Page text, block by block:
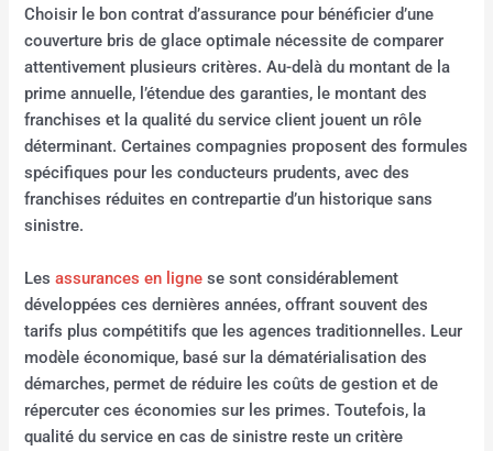
Choisir le bon contrat d’assurance pour bénéficier d’une
couverture bris de glace optimale nécessite de comparer
attentivement plusieurs critères. Au-delà du montant de la
prime annuelle, l’étendue des garanties, le montant des
franchises et la qualité du service client jouent un rôle
déterminant. Certaines compagnies proposent des formules
spécifiques pour les conducteurs prudents, avec des
franchises réduites en contrepartie d’un historique sans
sinistre.
Lesassurances en ligne se sont considérablement
développées ces dernières années, offrant souvent des
tarifs plus compétitifs que les agences traditionnelles. Leur
modèle économique, basé sur la dématérialisation des
démarches, permet de réduire les coûts de gestion et de
répercuter ces économies sur les primes. Toutefois, la
qualité du service en cas de sinistre reste un critère